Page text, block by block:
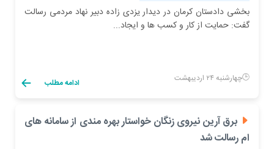
بخشی دادستان کرمان در دیدار یزدی زاده دبیر نهاد مردمی رسالت
گفت: حمایت از کار و کسب ها و ایجاد...
چهارشنبه ۲۴ اردیبهشت ادامه مطلب
برق آرین نیروی زنگان خواستار بهره مندی از سامانه های
ام رسالت شد